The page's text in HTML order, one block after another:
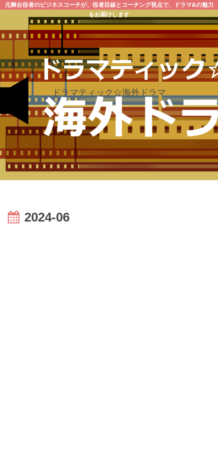
元舞台役者のビジネスコーチが、役者目線とコーチング視点で、ドラマ&の魅力
をお届けします
ドラマティック☆海外ドラマ
2024-06